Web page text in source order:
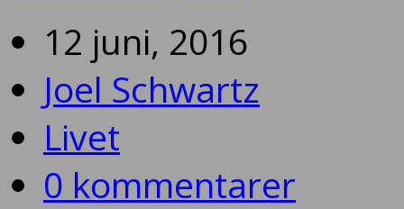
12 juni, 2016
Joel Schwartz
Livet
0 kommentarer